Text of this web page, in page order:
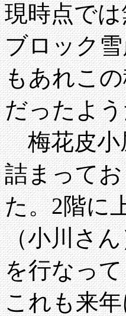
現時点で
ブロック
もあれこ
だったよ
梅花皮小
詰まって
た。2階に
（小川さ
を行なっ
これも来